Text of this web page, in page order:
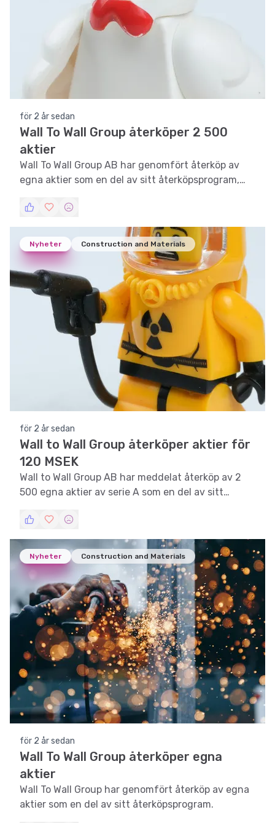
för 2 år sedan
Wall To Wall Group återköper 2 500
aktier
Wall To Wall Group AB har genomfört återköp av
egna aktier som en del av sitt återköpsprogram,
strategi.
Nyheter Construction and Materials
för 2 år sedan
Wall to Wall Group återköper aktier för
120 MSEK
Wall to Wall Group AB har meddelat återköp av 2
500 egna aktier av serie A som en del av sitt
Nyheter Construction and Materials
för 2 år sedan
Wall To Wall Group återköper egna
aktier
Wall To Wall Group har genomfört återköp av egna
aktier som en del av sitt återköpsprogram.